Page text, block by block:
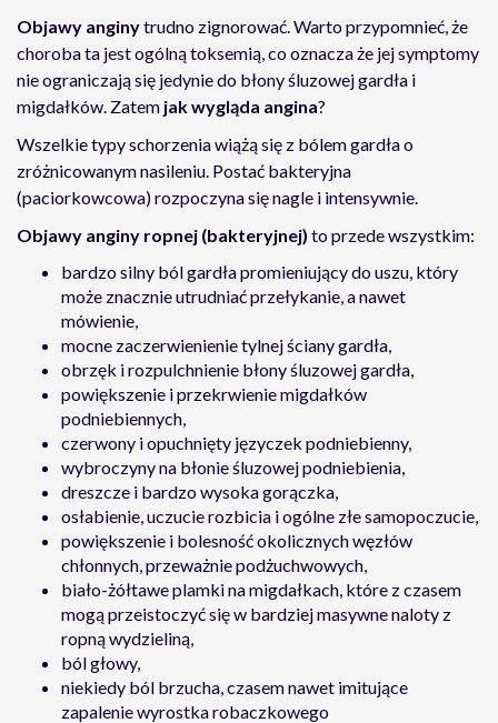
Objawy anginytrudno zignorować. Warto przypomnieć, że
choroba ta jest ogólną toksemią, co oznacza że jej symptomy
nie ograniczają się jedynie do błony śluzowej gardła i
migdałków. Zatem jak wygląda angina?
Wszelkie typy schorzenia wiążą się z bólem gardła o
zróżnicowanym nasileniu. Postać bakteryjna
(paciorkowcowa) rozpoczyna się nagle i intensywnie.
Objawy anginy ropnej (bakteryjnej) to przede wszystkim:
bardzo silny ból gardła promieniujący do uszu, który
może znacznie utrudniać przełykanie, a nawet
mówienie,
mocne zaczerwienienie tylnej ściany gardła,
obrzęk i rozpulchnienie błony śluzowej gardła,
powiększenie i przekrwienie migdałków
podniebiennych,
czerwony i opuchnięty języczek podniebienny,
wybroczyny na błonie śluzowej podniebienia,
dreszcze i bardzo wysoka gorączka,
osłabienie, uczucie rozbicia i ogólne złe samopoczucie,
powiększenie i bolesność okolicznych węzłów
chłonnych, przeważnie podżuchwowych,
biało-żółtawe plamki na migdałkach, które z czasem
mogą przeistoczyć się w bardziej masywne naloty z
ropną wydzieliną,
ból głowy,
niekiedy ból brzucha, czasem nawet imitujące
zapalenie wyrostka robaczkowego